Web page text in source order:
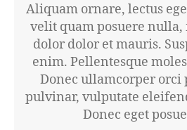
Aliquam ornare, lectus
velit quam posuere nulla,
dolor dolor et mauris.
enim. Pellentesque
Donec ullamcorper orci
pulvinar, vulputate
Donec eget